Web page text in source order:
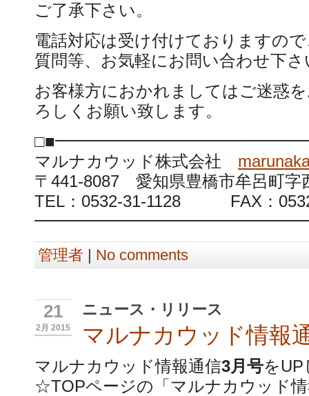
ご了承下さい。
電話対応は受け付けておりますの
質問等、お気軽にお問い合わせ下さ
お客様方におかれましてはご迷惑
ろしくお願い致します。
マルナカウッド株式会社
〒441-8087 愛知県豊橋市牟呂町字
TEL：0532-31-1128 FAX：
管理者 | No comments
21
2月 2015
ニュース・リリース
マルナカウッド情報
マルナカウッド情報通信3月号を
☆TOPページの「マルナカウッド